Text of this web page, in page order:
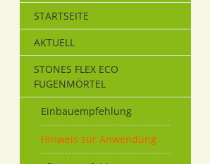
STARTSEITE
AKTUELL
STONES FLEX ECO
FUGENMÖRTEL
Einbauempfehlung
Hinweis zur Anwendung